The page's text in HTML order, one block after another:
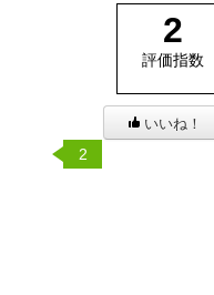
2
評価指数
いいね！
2